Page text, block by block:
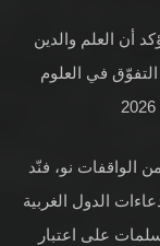
أن العلم والدين
في العلوم
امرأة وفتاة من الواقفات نو، فنّد
الدول الغربية
على اعتبار